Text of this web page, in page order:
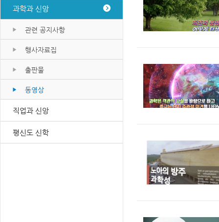
과학과 신앙
관련 공지사항
행사자료집
출판물
동영상
직업과 신앙
평신도 신학